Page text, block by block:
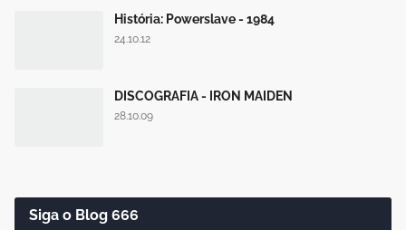
História: Powerslave - 1984
24.10.12
DISCOGRAFIA - IRON MAIDEN
28.10.09
Siga o Blog 666